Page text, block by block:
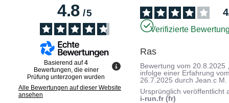
4.8/5
Basierend auf4
Bewertungen, die einer
Prüfung unterzogen wurden
Alle Bewertungen auf dieser Website
ansehen
4
Verifizierte
Ras
Bewertung vom 20.8.2025
infolge einer Erfahrung
26.7.2025 durchJean.c M.
Ursprünglich veröffentlicht
i-run.fr (fr)